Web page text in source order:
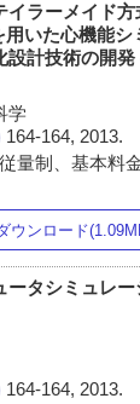
ラーメイド
いた心機能シ
設計技術の開発
学
164-164, 2013.
量制、基本料
ウンロード
タシミュレ
164-164, 2013.